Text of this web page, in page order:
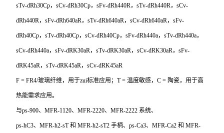
sTv-dRh30Cp，sCv-dRh30Cp，sFv-dRh440R，sTv-dRh440R，sCv-
dRh440R，sFv-dRh640aR，sTv-dRh640aR，sCv-dRh640aR，sFv-
dRh40Cp，sTv-dRh40Cp，sCv-dRh40Cp，sFv-dRh440a，sTv-dRh440a，
sCv-dRh440a，sFv-dRK30aR，sTv-dRK30aR，sCv-dRK30aR，sFv-
dRK45aR，sTv-dRK45aR，sCv-dRK45aR
F = FR4/玻璃纤维，用于zui标准应用；T = 温度敏感，C = 陶瓷，用于高
热能需求应用。
与ps-900、MFR-1120、MFR-2220、MFR-2222 系统、
ps-hC3、MFR-h2-sT 和 MFR-h2-sT2 手柄、ps-Ca3、MFR-Ca2 和 MFR-